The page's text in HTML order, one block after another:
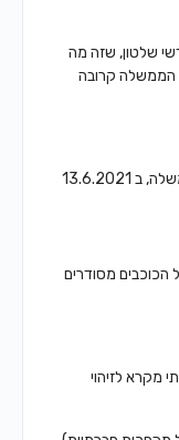
שלטון,שזה מה
קרובה
אני מצרפת למטה את מפת רגע הקמת הממשלה, ב 13.6.2021
מסודרים
מקרא לזיהוי